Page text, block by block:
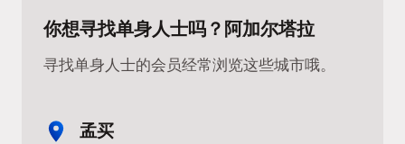
你想寻找单身人士吗？阿加尔塔拉
寻找单身人士的会员经常浏览这些城市哦。
孟买